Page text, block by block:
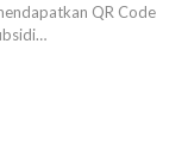
QR Code